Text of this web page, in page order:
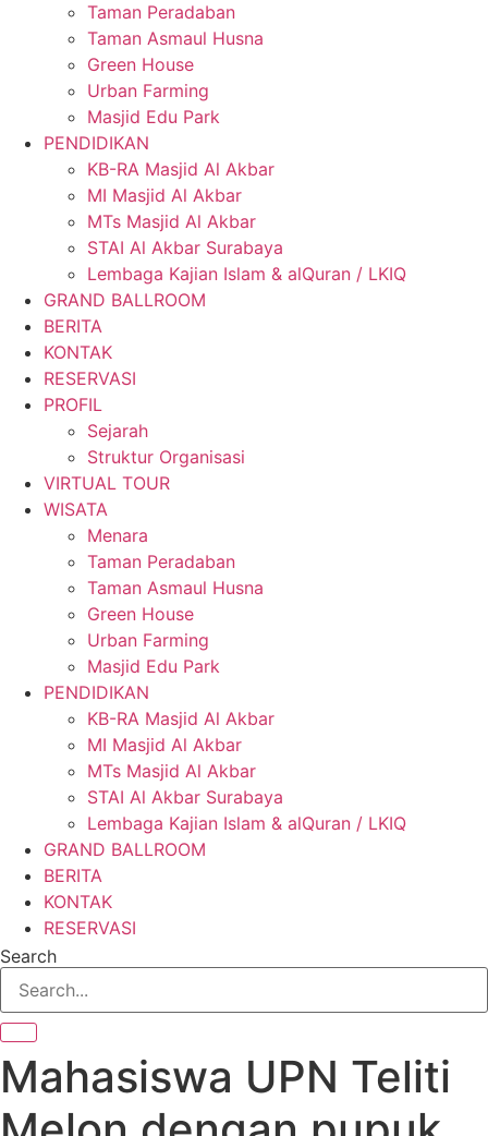
Taman Peradaban
Taman Asmaul Husna
Green House
Urban Farming
Masjid Edu Park
PENDIDIKAN
KB-RA Masjid Al Akbar
MI Masjid Al Akbar
MTs Masjid Al Akbar
STAI Al Akbar Surabaya
Lembaga Kajian Islam & alQuran / LKIQ
GRAND BALLROOM
BERITA
KONTAK
RESERVASI
PROFIL
Sejarah
Struktur Organisasi
VIRTUAL TOUR
WISATA
Menara
Taman Peradaban
Taman Asmaul Husna
Green House
Urban Farming
Masjid Edu Park
PENDIDIKAN
KB-RA Masjid Al Akbar
MI Masjid Al Akbar
MTs Masjid Al Akbar
STAI Al Akbar Surabaya
Lembaga Kajian Islam & alQuran / LKIQ
GRAND BALLROOM
BERITA
KONTAK
RESERVASI
Search
Mahasiswa UPN Teliti